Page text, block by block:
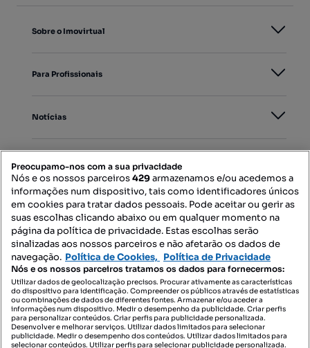
Sobre o Imovirtual
Para Profissionais
Notícias
Mapa do Site
Contacte-nos
SIGA-NOS:
Preocupamo-nos com a sua privacidade
Nós e os nossos parceiros429armazenamos e/ou acedemos a
informações num dispositivo, tais como identificadores únicos
em cookies para tratar dados pessoais. Pode aceitar ou gerir as
suas escolhas clicando abaixo ou em qualquer momento na
página da política de privacidade. Estas escolhas serão
sinalizadas aos nossos parceiros e não afetarão os dados de
navegação. Política de Cookies, Política de Privacidade
Nós e os nossos parceiros tratamos os dados para fornecermos:
Utilizar dados de geolocalização precisos. Procurar ativamente as características
do dispositivo para identificação. Compreender os públicos através de estatísticas
ou combinações de dados de diferentes fontes. Armazenar e/ou aceder a
informações num dispositivo. Medir o desempenho da publicidade. Criar perfis
para personalizar conteúdos. Criar perfis para publicidade personalizada.
Desenvolver e melhorar serviços. Utilizar dados limitados para selecionar
publicidade. Medir o desempenho dos conteúdos. Utilizar dados limitados para
selecionar conteúdos. Utilizar perfis para selecionar publicidade personalizada.